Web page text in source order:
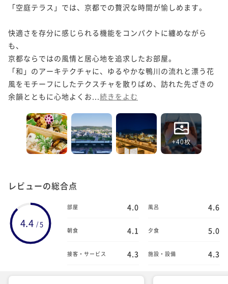
「空庭テラス」では、京都での贅沢な時間が愉しめます。
快適さを存分に感じられる機能をコンパクトに纏めながら
も、
京都ならではの風情と居心地を追求したお部屋。
「和」のアーキテクチャに、ゆるやかな鴨川の流れと漂う花
風をモチーフにしたテクスチャを散りばめ、訪れた先ざきの
余韻とともに心地よくお... 続きをよむ
+40枚
レビューの総合点
4.4 / 5
部屋 4.0 風呂 4.6
朝食 4.1 夕食 5.0
接客・サービス 4.3 施設・設備 4.3